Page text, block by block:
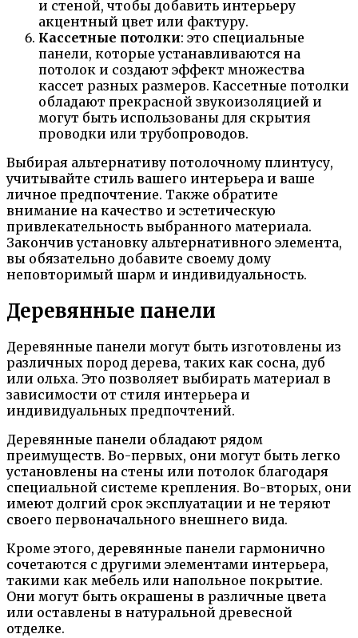
и стеной, чтобы добавить интерьеру
акцентный цвет или фактуру.
Кассетные потолки: это специальные
панели, которые устанавливаются на
потолок и создают эффект множества
кассет разных размеров. Кассетные потолки
обладают прекрасной звукоизоляцией и
могут быть использованы для скрытия
проводки или трубопроводов.
Выбирая альтернативу потолочному плинтусу,
учитывайте стиль вашего интерьера и ваше
личное предпочтение. Также обратите
внимание на качество и эстетическую
привлекательность выбранного материала.
Закончив установку альтернативного элемента,
вы обязательно добавите своему дому
неповторимый шарм и индивидуальность.
Деревянные панели
Деревянные панели могут быть изготовлены из
различных пород дерева, таких как сосна, дуб
или ольха. Это позволяет выбирать материал в
зависимости от стиля интерьера и
индивидуальных предпочтений.
Деревянные панели обладают рядом
преимуществ. Во-первых, они могут быть легко
установлены на стены или потолок благодаря
специальной системе крепления. Во-вторых, они
имеют долгий срок эксплуатации и не теряют
своего первоначального внешнего вида.
Кроме этого, деревянные панели гармонично
сочетаются с другими элементами интерьера,
такими как мебель или напольное покрытие.
Они могут быть окрашены в различные цвета
или оставлены в натуральной древесной
отделке.